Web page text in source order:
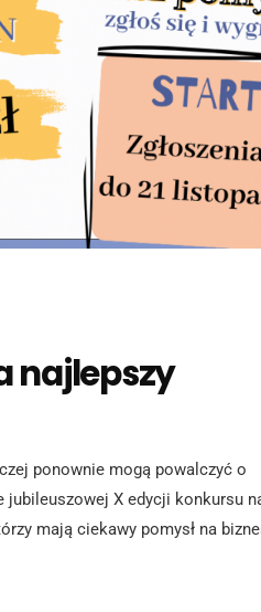
najlepszy
ponownie mogą powalczyć o
jubileuszowej X edycji konkursu
mają ciekawy pomysł na
Na autorów najlepszych